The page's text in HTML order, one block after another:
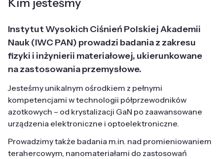
Instytut Wysokich Ciśnień Polskiej Akademii
Nauk (IWC PAN) prowadzi badania z zakresu
fizyki i inżynierii materiałowej, ukierunkowane
na zastosowania przemysłowe.
Jesteśmy unikalnym ośrodkiem z pełnymi
kompetencjami w technologii półprzewodników
azotkowych – od krystalizacji GaN po zaawansowane
urządzenia elektroniczne i optoelektroniczne.
Prowadzimy także badania m.in. nad promieniowaniem
terahercowym, nanomateriałami do zastosowań